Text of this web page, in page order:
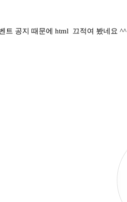
트 공지 때문에 html 끄적여 봤네요 ^^